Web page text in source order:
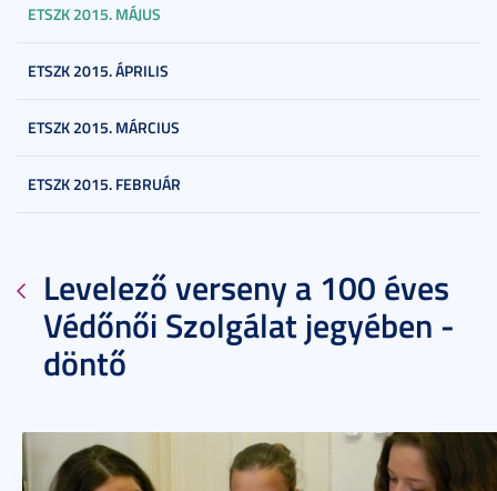
ETSZK 2015. MÁJUS
ETSZK 2015. ÁPRILIS
ETSZK 2015. MÁRCIUS
ETSZK 2015. FEBRUÁR
Levelező verseny a 100 éves
Védőnői Szolgálat jegyében -
döntő